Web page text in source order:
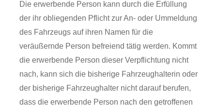
Die erwerbende Person kann durch die Erfüllung
der ihr obliegenden Pflicht zur An- oder Ummeldung
des Fahrzeugs auf ihren Namen für die
veräußernde Person befreiend tätig werden. Kommt
die erwerbende Person dieser Verpflichtung nicht
nach, kann sich die bisherige Fahrzeughalterin oder
der bisherige Fahrzeughalter nicht darauf berufen,
dass die erwerbende Person nach den getroffenen